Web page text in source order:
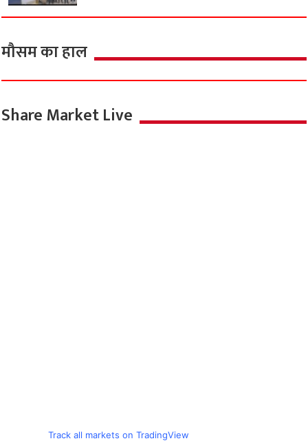
मौसम का हाल
Share Market Live
Track all markets on TradingView